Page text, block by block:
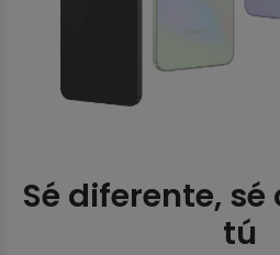
Sé diferente, sé
tú